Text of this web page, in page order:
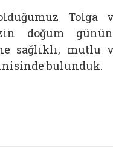
Tolga
doğum
sağlıklı, mutlu
bulunduk.